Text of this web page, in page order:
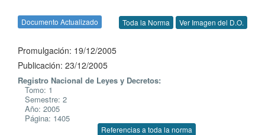
Documento Actualizado Toda la Norma Ver Imagen del D.O.
Promulgación: 19/12/2005
Publicación: 23/12/2005
Registro Nacional de Leyes y Decretos:
Tomo: 1
Semestre: 2
Año: 2005
Página: 1405
Referencias a toda la norma